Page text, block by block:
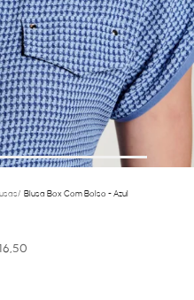
/ Blusa Box Com Bolso - Azul